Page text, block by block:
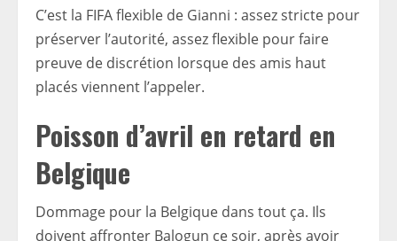
C’est la FIFA flexible de Gianni : assez stricte pour
préserver l’autorité, assez flexible pour faire
preuve de discrétion lorsque des amis haut
placés viennent l’appeler.
Poisson d’avril en retard en
Belgique
Dommage pour la Belgique dans tout ça. Ils
doivent affronter Balogun ce soir, après avoir